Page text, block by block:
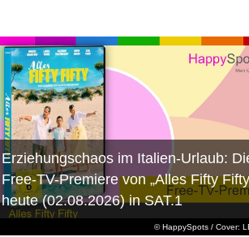
© HappySpots / Cover:
Erziehungschaos im Italien-Urlaub:
Free-TV-Premiere von „Alles Fifty
heute (02.08.2026) in SAT.1